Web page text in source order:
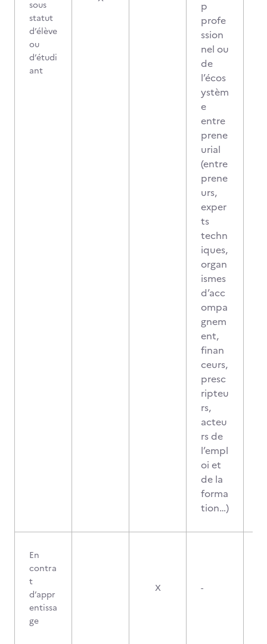
sous
statut
d’élève
ou
d’étudi
ant
p
profe
ssion
nel ou
de
l’écos
ystèm
e
entre
prene
urial
(entre
prene
urs,
exper
ts
techn
iques,
organ
ismes
d’acc
ompa
gnem
ent,
finan
ceurs,
presc
ripteu
rs,
acteu
rs de
l’empl
oi et
de la
forma
tion…)
En
contra
t
d’appr
entissa
ge
X -